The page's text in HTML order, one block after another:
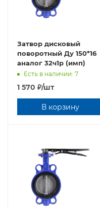
Затвор дисковый
поворотный Ду 150*16
аналог 32ч1р (имп)
Есть в наличии: 7
1 570 ₽/шт
В корзину